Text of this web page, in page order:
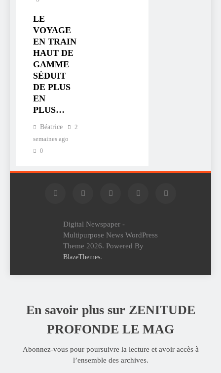
LE
VOYAGE
EN TRAIN
HAUT DE
GAMME
SÉDUIT
DE PLUS
EN
PLUS…
Béatrice
2
semaines ago
0
Digital Newspaper -
Multipurpose News WordPress
Theme 2026. Powered By
BlazeThemes.
En savoir plus sur ZENITUDE
PROFONDE LE MAG
Abonnez-vous pour poursuivre la lecture et avoir accès à
l’ensemble des archives.